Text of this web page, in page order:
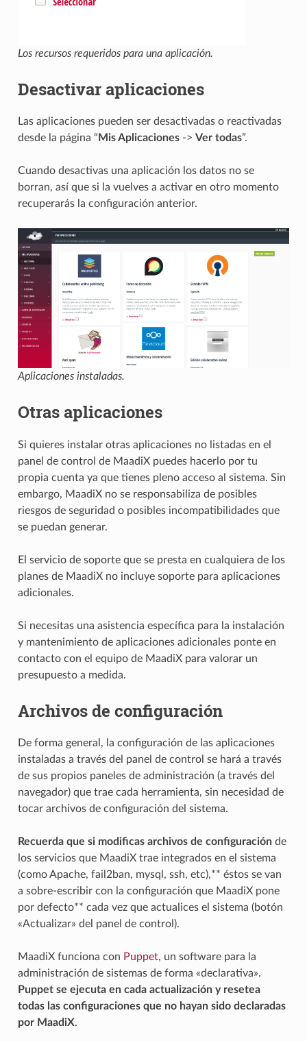
Los recursos requeridos para una aplicación.
Desactivar aplicaciones
Las aplicaciones pueden ser desactivadas o reactivadas
desde la página “ Mis Aplicaciones-> Ver todas”.
Cuando desactivas una aplicación los datos no se
borran, así que si la vuelves a activar en otro momento
recuperarás la configuración anterior.
Aplicaciones instaladas.
Otras aplicaciones
Si quieres instalar otras aplicaciones no listadas en el
panel de control de MaadiX puedes hacerlo por tu
propia cuenta ya que tienes pleno acceso al sistema. Sin
embargo, MaadiX no se responsabiliza de posibles
riesgos de seguridad o posibles incompatibilidades que
se puedan generar.
El servicio de soporte que se presta en cualquiera de los
planes de MaadiX no incluye soporte para aplicaciones
adicionales.
Si necesitas una asistencia específica para la instalación
y mantenimiento de aplicaciones adicionales ponte en
contacto con el equipo de MaadiX para valorar un
presupuesto a medida.
Archivos de configuración
De forma general, la configuración de las aplicaciones
instaladas a través del panel de control se hará a través
de sus propios paneles de administración (a través del
navegador) que trae cada herramienta, sin necesidad de
tocar archivos de configuración del sistema.
Recuerda que si modificas archivos de configuraciónde
los servicios que MaadiX trae integrados en el sistema
(como Apache, fail2ban, mysql, ssh, etc),** éstos se van
a sobre-escribir con la configuración que MaadiX pone
por defecto** cada vez que actualices el sistema (botón
«Actualizar» del panel de control).
MaadiX funciona con Puppet, un software para la
administración de sistemas de forma «declarativa».
Puppet se ejecuta en cada actualización y resetea
todas las configuraciones que no hayan sido declaradas
por MaadiX.